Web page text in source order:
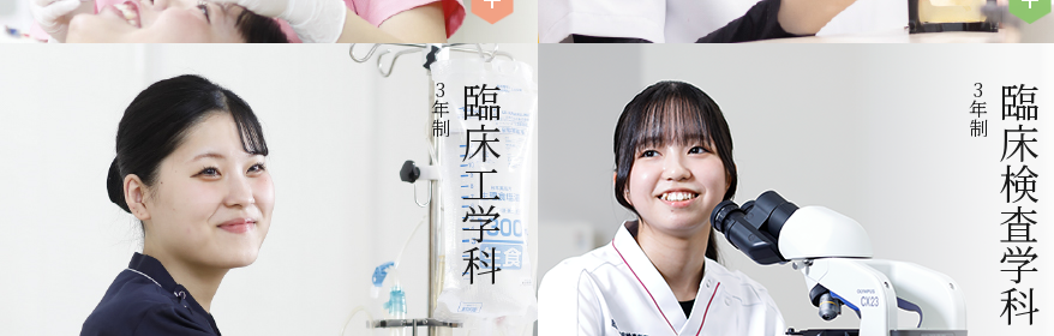
3
年
制臨床工学科 3
年
制 臨床検査学科